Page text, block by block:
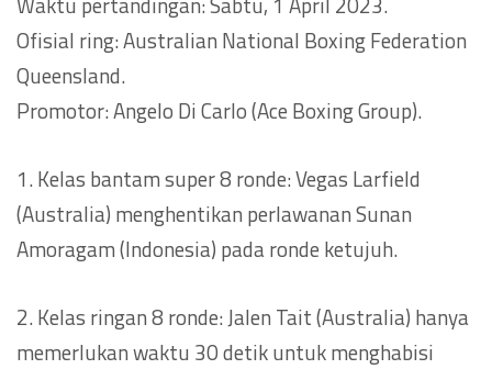
Ofisial ring: Australian National Boxing Federation
Queensland.
Promotor: Angelo Di Carlo (Ace Boxing Group).
1. Kelas bantam super 8 ronde: Vegas Larfield
(Australia) menghentikan perlawanan Sunan
Amoragam (Indonesia) pada ronde ketujuh.
2. Kelas ringan 8 ronde: Jalen Tait (Australia) hanya
memerlukan waktu 30 detik untuk menghabisi